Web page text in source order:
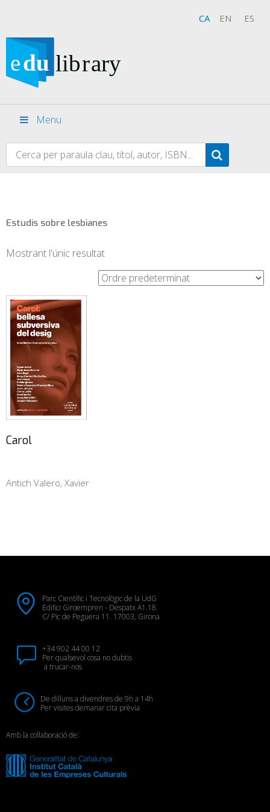
CA EN ES
Menu
Estudis sobre lesbianes
Mostrant l'únic resultat
Carol
Antich Valero, Xavier
Parc Científic i Tecnològic de la UdG
Edifici Giroempren - Despatx A1.18.
C/ Pic de Peguera 11. 17003, Girona
+34 902 44 00 12
Per qualsevol cosa no dubtis
a trucar-nos
De dilluns a divendres de 9h a 14h
Per visites demanar cita prèvia
Amb la col·laboració de: